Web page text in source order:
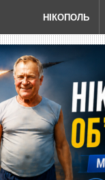
НІКОПОЛЬ